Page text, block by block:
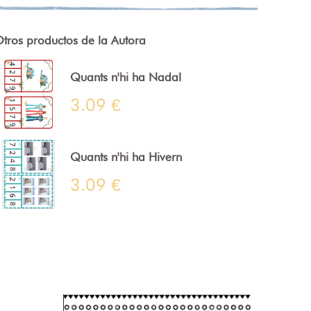
productos de la Autora
Quants n'hi ha Nadal
3.09 €
Quants n'hi ha Hivern
3.09 €